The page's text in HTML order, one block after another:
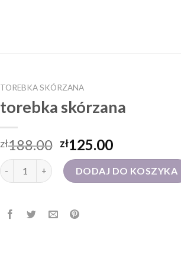
TOREBKA SKÓRZANA
torebka skórzana
zł188.00 zł125.00
ilość torebka skórzanaDODAJ DO KOSZYKA